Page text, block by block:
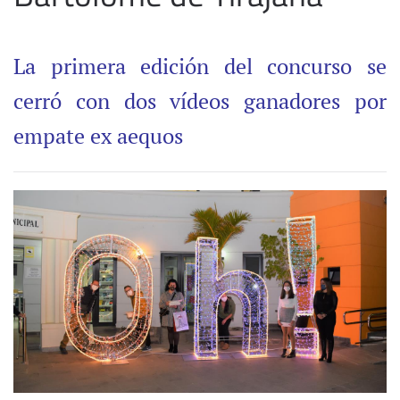
La primera edición del concurso se
cerró con dos vídeos ganadores por
empate ex aequos